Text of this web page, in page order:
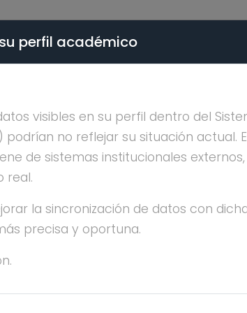
ATHIE
perfil académico
visibles en su perfil dentro del
podrían no reflejar su situación actual.
de sistemas institucionales
real.
la sincronización de datos con
precisa y oportuna.